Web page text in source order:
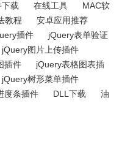
载 在线工具
MAC软
教程
安卓应用推荐
插件
jQuery表单验证
jQuery图片上传插件
插件
jQuery表格图表插
jQuery树形菜单插件
度条插件 DLL下载
油